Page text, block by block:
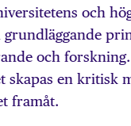
och
och
skapas en kritisk
framåt.